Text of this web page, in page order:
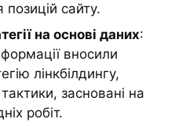
позицій сайту.
на основі даних:
вносили
лінкбілдингу,
засновані на
робіт.